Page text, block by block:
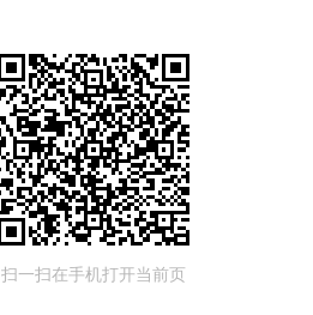
扫一扫在手机打开当前页